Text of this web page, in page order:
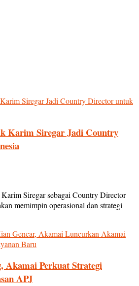
Karim Siregar Jadi Country
Siregar sebagai Country Director
memimpin operasional dan strategi
Akamai Perkuat Strategi
APJ